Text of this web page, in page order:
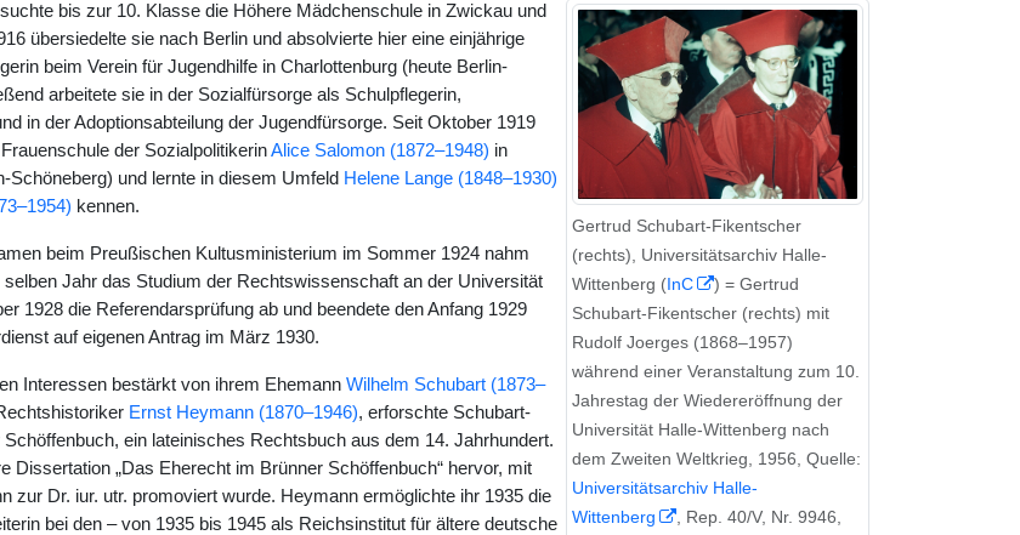
Gertrud Schubart-Fikentscher
(rechts), Universitätsarchiv Halle-
Wittenberg (InC
) = Gertrud
Schubart-Fikentscher (rechts) mit
Rudolf Joerges (1868–1957)
während einer Veranstaltung zum 10.
Jahrestag der Wiedereröffnung der
Universität Halle-Wittenberg nach
dem Zweiten Weltkrieg, 1956, Quelle:
Universitätsarchiv Halle-
Wittenberg
, Rep. 40/V, Nr. 9946,
bis zur 10. Klasse die Höhere Mädchenschule in Zwickau und
übersiedelte sie nach Berlin und absolvierte hier eine einjährige
beim Verein für Jugendhilfe in Charlottenburg (heute Berlin-
arbeitete sie in der Sozialfürsorge als Schulpflegerin,
in der Adoptionsabteilung der Jugendfürsorge. Seit Oktober 1919
der SozialpolitikerinAlice Salomon (1872–1948) in
Schöneberg) und lernte in diesem Umfeld Helene Lange (1848–1930)
kennen.
beim Preußischen Kultusministerium im Sommer 1924 nahm
Jahr das Studium der Rechtswissenschaft an der Universität
1928 die Referendarsprüfung ab und beendete den Anfang 1929
auf eigenen Antrag im März 1930.
Interessen bestärkt von ihrem Ehemann Wilhelm Schubart (1873–
Ernst Heymann (1870–1946), erforschte Schubart-
ein lateinisches Rechtsbuch aus dem 14. Jahrhundert.
Dissertation „Das Eherecht im Brünner Schöffenbuch“ hervor, mit
zur Dr. iur. utr. promoviert wurde. Heymann ermöglichte ihr 1935 die
bei den – von 1935 bis 1945 als Reichsinstitut für ältere deutsche